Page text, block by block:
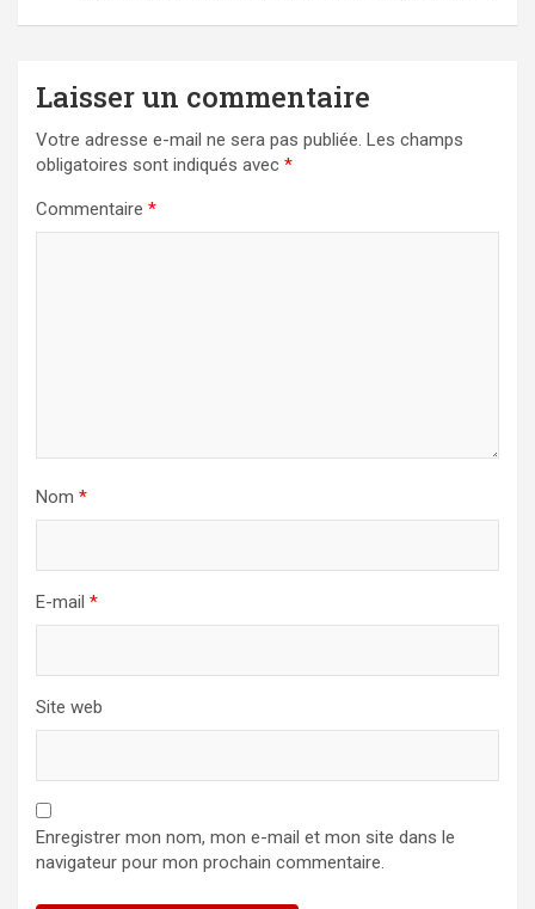
Laisser un commentaire
Votre adresse e-mail ne sera pas publiée. Les champs
obligatoires sont indiqués avec *
Commentaire *
Nom *
E-mail *
Site web
Enregistrer mon nom, mon e-mail et mon site dans le
navigateur pour mon prochain commentaire.